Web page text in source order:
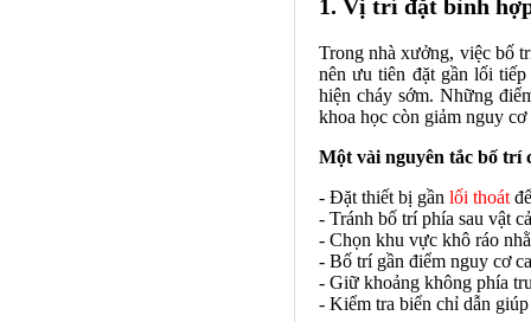
1. Vị trí đặt bình
Trong nhà xưởng, việc bố
nên ưu tiên đặt gần lối
hiện cháy sớm. Những
khoa học còn giảm nguy
Một vài nguyên tắc bố trí
- Đặt thiết bị gần lối thoát
- Tránh bố trí phía sau vật
- Chọn khu vực khô ráo
- Bố trí gần điểm nguy cơ
- Giữ khoảng không phía
- Kiểm tra biển chỉ dẫn